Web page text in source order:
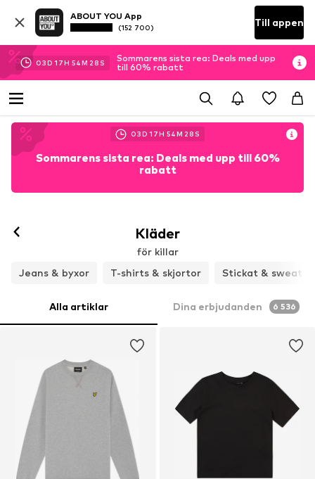
ABOUT YOU App
(152 700) Till appen
03D 17H 54M 25 S
Sommarens sista rea: Deals med upp
till 60% rabatt
03D 17H 54M 25 S
Sommarens sista rea: Deals med upp till 60%
rabatt
Kläder
för killar
Jeans & byxor
T-shirts & skjortor Stickat & sweat
Alla artiklar Dina erbjudanden 6 536